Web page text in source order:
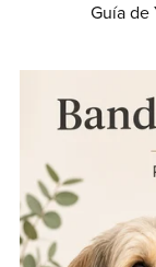
Guía de